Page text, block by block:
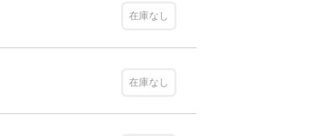
在庫なし
在庫なし